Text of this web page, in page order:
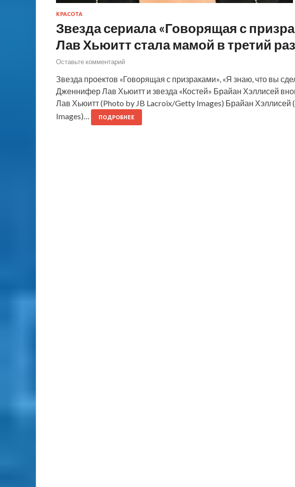
КРАСОТА
Звезда сериала «Говорящая с
Лав Хьюитт стала мамой в третий раз
Оставьте комментарий
Звезда проектов «Говорящая с призраками», «Я знаю, что вы
Дженнифер Лав Хьюитт и звезда «Костей» Брайан Хэллисей
Лав Хьюитт (Photo by JB Lacroix/Getty Images) Брайан
Images)…
ПОДРОБНЕЕ